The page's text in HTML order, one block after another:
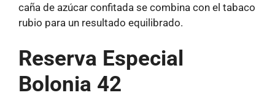
caña de azúcar confitada se combina con el tabaco
rubio para un resultado equilibrado.
Reserva Especial
Bolonia 42